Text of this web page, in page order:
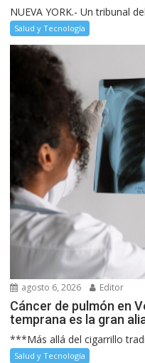
NUEVA YORK.- Un tribunal
Salud y Tecnología
agosto 6, 2026 Editor
Cáncer de pulmón en
temprana es la gran
***Más allá del cigarrillo
Salud y Tecnología